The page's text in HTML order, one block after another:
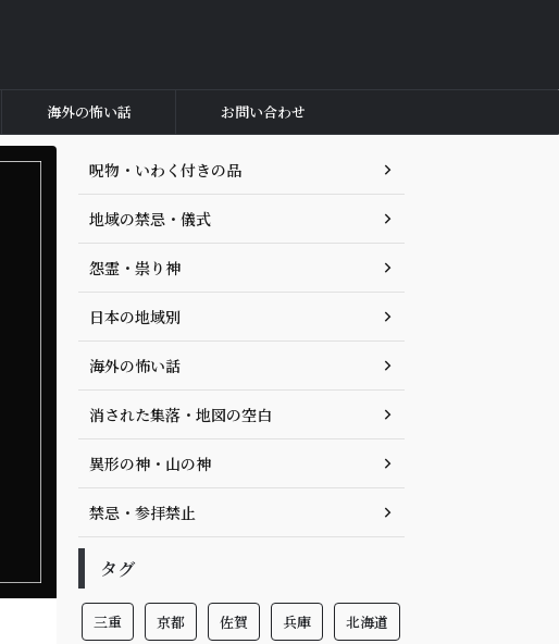
海外の怖い話 お問い合わせ
呪物・いわく付きの品
地域の禁忌・儀式
怨霊・祟り神
日本の地域別
海外の怖い話
消された集落・地図の空白
異形の神・山の神
禁忌・参拝禁止
タグ
三重 京都 佐賀 兵庫 北海道